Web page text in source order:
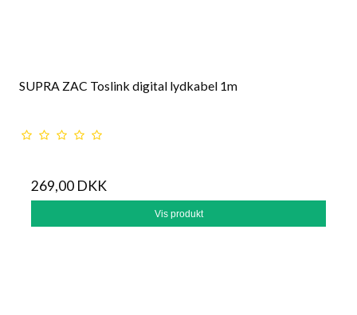
SUPRA ZAC Toslink digital lydkabel 1m
269,00 DKK
Vis produkt